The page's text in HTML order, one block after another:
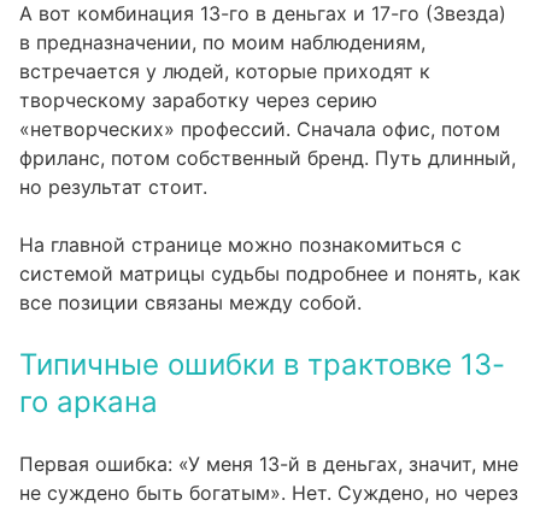
А вот комбинация 13-го в деньгах и 17-го (Звезда)
в предназначении, по моим наблюдениям,
встречается у людей, которые приходят к
творческому заработку через серию
«нетворческих» профессий. Сначала офис, потом
фриланс, потом собственный бренд. Путь длинный,
но результат стоит.
На главной странице можно познакомиться с
системой матрицы судьбы подробнее и понять, как
все позиции связаны между собой.
Типичные ошибки в трактовке 13-
го аркана
Первая ошибка: «У меня 13-й в деньгах, значит, мне
не суждено быть богатым». Нет. Суждено, но через